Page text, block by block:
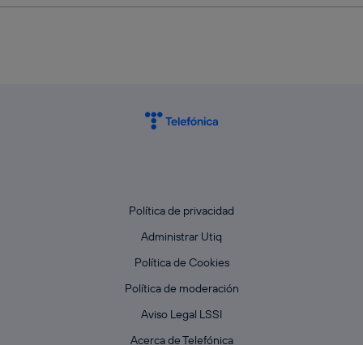
Política de privacidad
Administrar Utiq
Política de Cookies
Política de moderación
Aviso Legal LSSI
Acerca de Telefónica